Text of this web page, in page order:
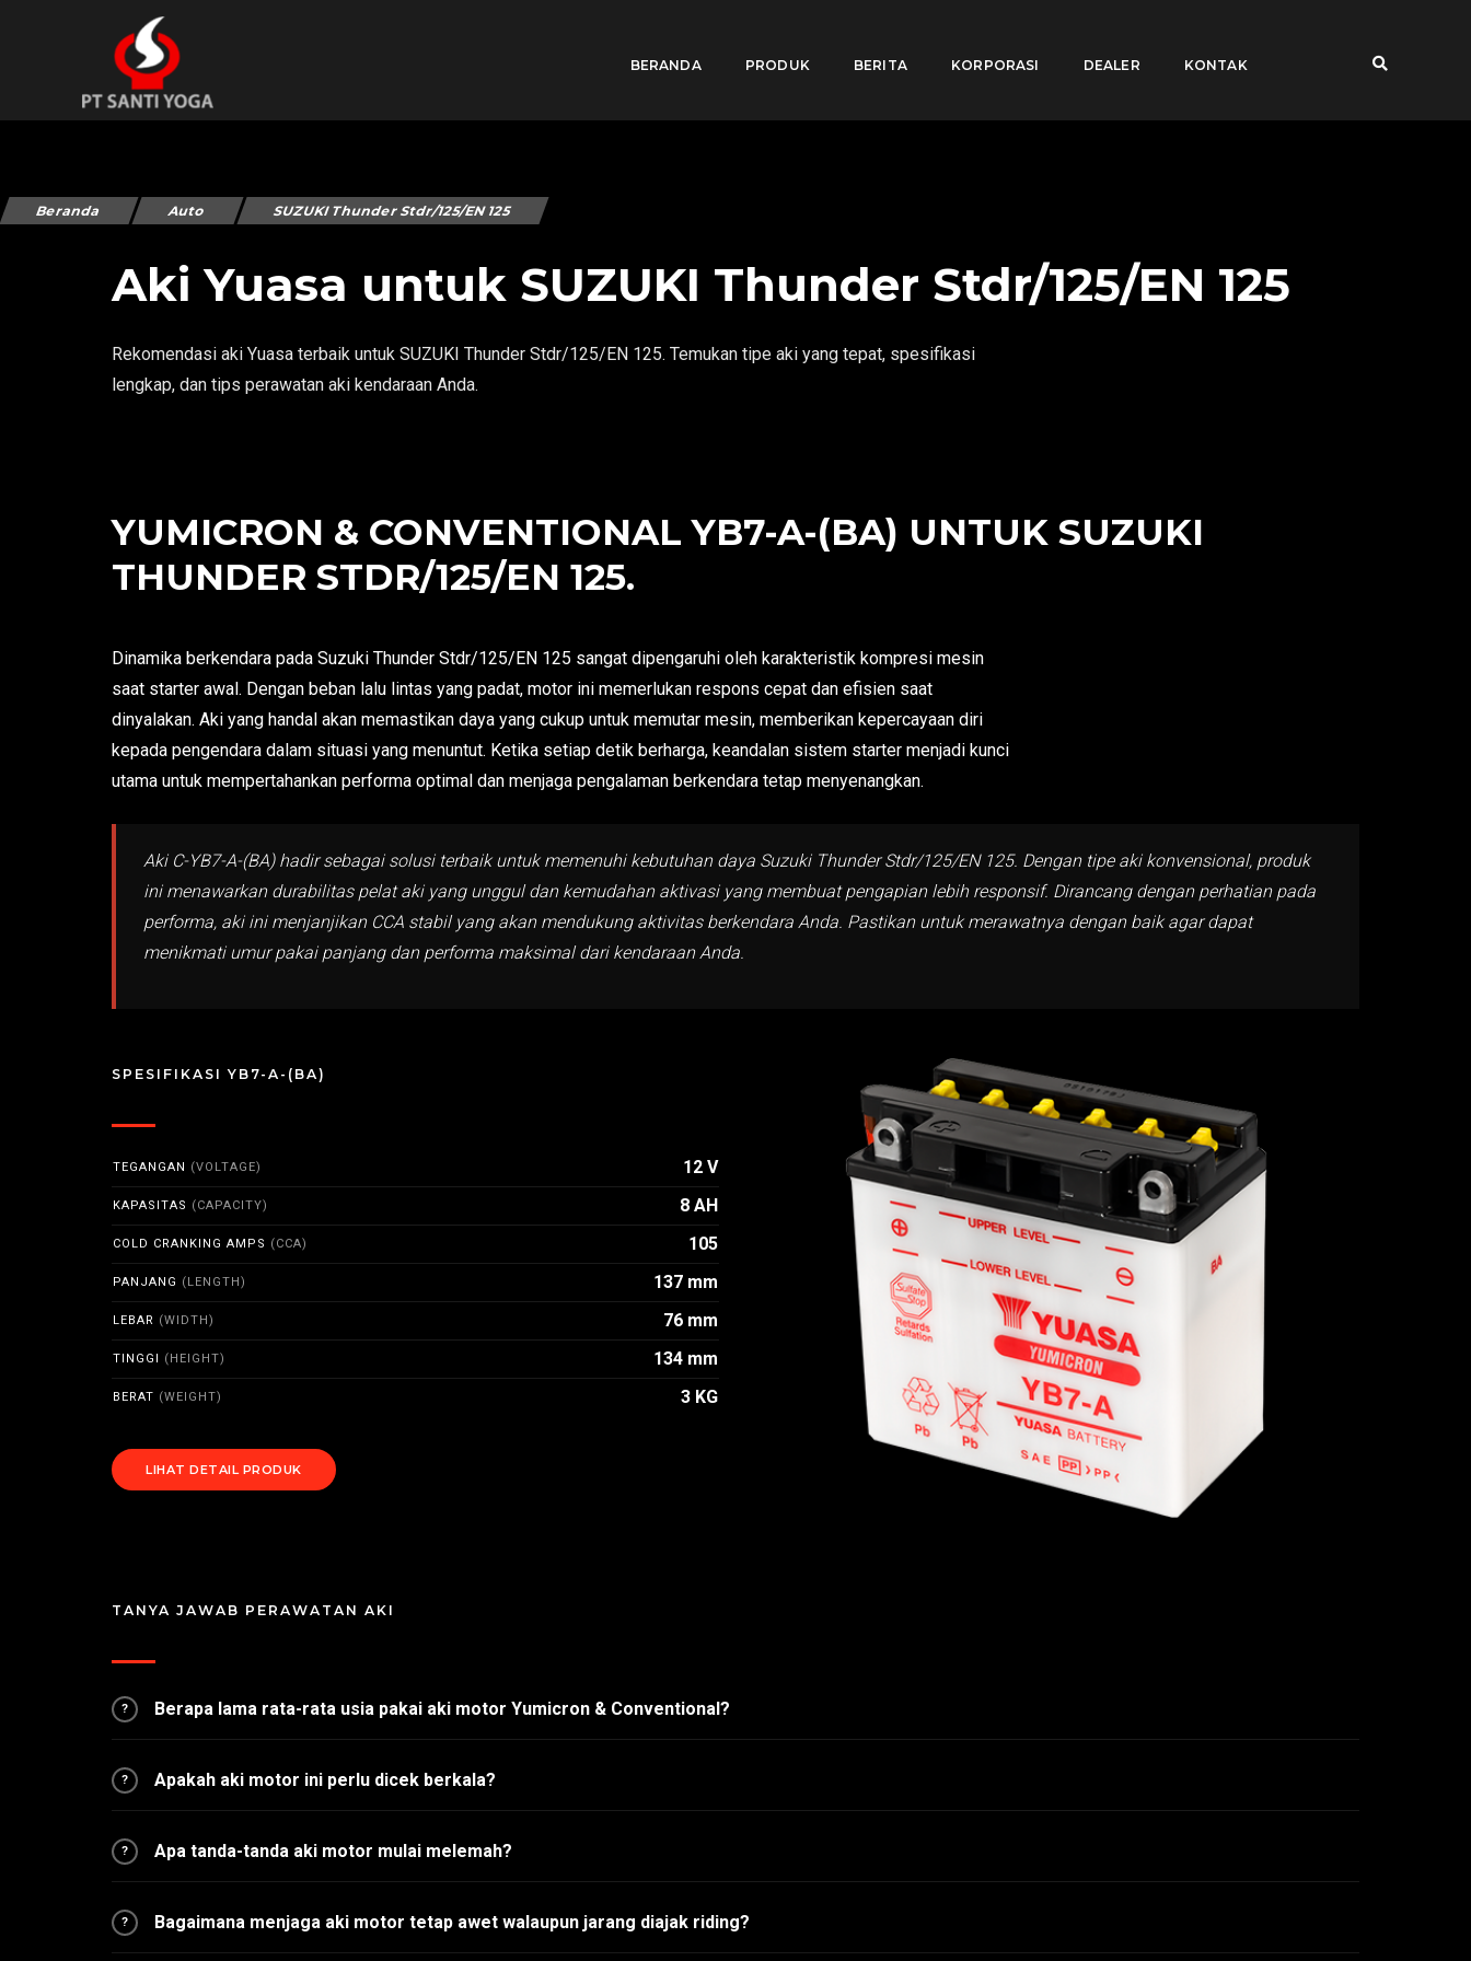
BERANDA PRODUK BERITA KORPORASI DEALER KONTAK
Beranda Auto SUZUKI Thunder Stdr/125/EN 125
Aki Yuasa untuk SUZUKI Thunder Stdr/125/EN 125
Rekomendasi aki Yuasa terbaik untuk SUZUKI Thunder Stdr/125/EN 125. Temukan tipe aki yang tepat, spesifikasi
lengkap, dan tips perawatan aki kendaraan Anda.
YUMICRON & CONVENTIONAL YB7-A-(BA) UNTUK SUZUKI
THUNDER STDR/125/EN 125.
Dinamika berkendara pada Suzuki Thunder Stdr/125/EN 125 sangat dipengaruhi oleh karakteristik kompresi mesin
saat starter awal. Dengan beban lalu lintas yang padat, motor ini memerlukan respons cepat dan efisien saat
dinyalakan. Aki yang handal akan memastikan daya yang cukup untuk memutar mesin, memberikan kepercayaan diri
kepada pengendara dalam situasi yang menuntut. Ketika setiap detik berharga, keandalan sistem starter menjadi kunci
utama untuk mempertahankan performa optimal dan menjaga pengalaman berkendara tetap menyenangkan.
Aki C-YB7-A-(BA) hadir sebagai solusi terbaik untuk memenuhi kebutuhan daya Suzuki Thunder Stdr/125/EN 125. Dengan tipe aki konvensional, produk
ini menawarkan durabilitas pelat aki yang unggul dan kemudahan aktivasi yang membuat pengapian lebih responsif. Dirancang dengan perhatian pada
performa, aki ini menjanjikan CCA stabil yang akan mendukung aktivitas berkendara Anda. Pastikan untuk merawatnya dengan baik agar dapat
menikmati umur pakai panjang dan performa maksimal dari kendaraan Anda.
SPESIFIKASI YB7-A-(BA)
TEGANGAN (VOLTAGE) 12 V
KAPASITAS (CAPACITY) 8 AH
COLD CRANKING AMPS (CCA) 105
PANJANG (LENGTH) 137 mm
LEBAR (WIDTH) 76 mm
TINGGI (HEIGHT) 134 mm
BERAT (WEIGHT) 3 KG
LIHAT DETAIL PRODUK
TANYA JAWAB PERAWATAN AKI
? Berapa lama rata-rata usia pakai aki motor Yumicron & Conventional?
? Apakah aki motor ini perlu dicek berkala?
? Apa tanda-tanda aki motor mulai melemah?
? Bagaimana menjaga aki motor tetap awet walaupun jarang diajak riding?